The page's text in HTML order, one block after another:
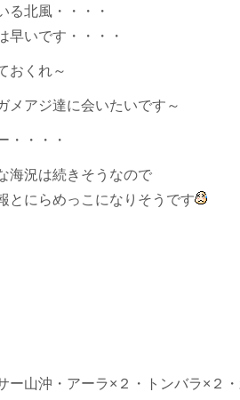
る北風・・・・
早いです・・・・
おくれ～
メアジ達に会いたいです～
・・・・
海況は続きそうなので
とにらめっこになりそうです
ー山沖・アーラ×２・トンバラ×２